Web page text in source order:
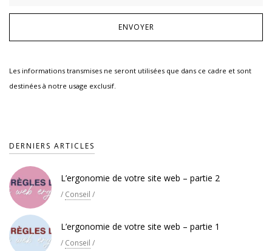
Les informations transmises ne seront utilisées que dans ce cadre et sont
destinées à notre usage exclusif.
DERNIERS ARTICLES
L’ergonomie de votre site web – partie 2
/ Conseil /
L’ergonomie de votre site web – partie 1
/ Conseil /